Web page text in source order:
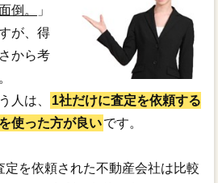
倒。
」
が、得
から考
人は、
1社だけに査定を依頼する
使った方が良いです。
定を依頼された不動産会社は比較